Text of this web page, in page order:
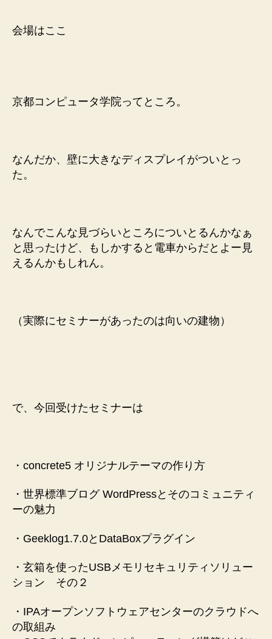
会場はここ
京都コンピュータ学院ってところ。
なんだか、壁に大きなディスプレイがついとっ
た。
なんでこんな見づらいところについとるんかなぁ
と思ったけど、もしかすると電車からだとよー見
えるんかもしれん。
（実際にセミナーがあったのは向いの建物）
で、今回受けたセミナーは
・concrete5 オリジナルテーマの作り方
・世界標準ブログ WordPressとそのコミュニティ
ーの魅力
・Geeklog1.7.0とDataBoxプラグイン
・玄箱を使ったUSBメモリセキュリティソリュー
ション その２
・IPAオープンソフトウェアセンターのクラウドへ
の取組み